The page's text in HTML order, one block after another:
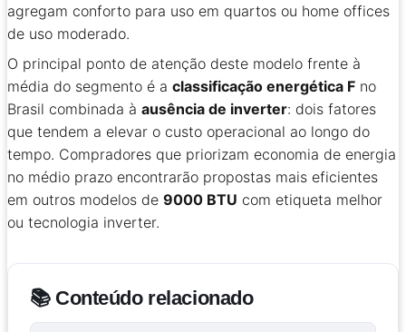
agregam conforto para uso em quartos ou home offices
de uso moderado.
O principal ponto de atenção deste modelo frente à
média do segmento é a classificação energética F no
Brasil combinada à ausência de inverter: dois fatores
que tendem a elevar o custo operacional ao longo do
tempo. Compradores que priorizam economia de energia
no médio prazo encontrarão propostas mais eficientes
em outros modelos de 9000 BTU com etiqueta melhor
ou tecnologia inverter.
📚 Conteúdo relacionado